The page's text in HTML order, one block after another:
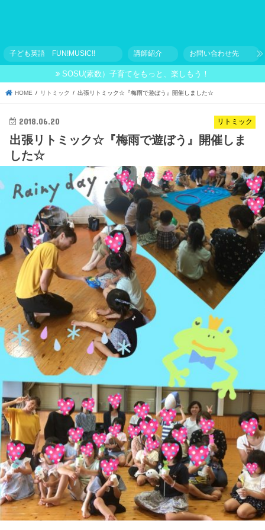
子ども英語 FUN!MUSIC!! 講師紹介 お問い合わせ先
SOSU(素数）子育てをもっと、楽しもう！
HOME リトミック 出張リトミック☆『梅雨で遊ぼう』開催しました☆
リトミック
2018.06.20
出張リトミック☆『梅雨で遊ぼう』開催しま
した☆